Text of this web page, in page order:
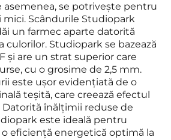
asemenea, se potrivește pentru
Scândurile Studiopark
un farmec aparte datorită
culorilor. Studiopark se bazează
și are un strat superior care
cu o grosime de 2,5 mm.
este ușor evidențiată de o
teșită, care creează efectul
Datorită înălțimii reduse de
este ideală pentru
o eficiență energetică optimă la